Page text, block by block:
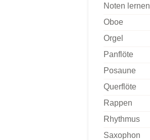
Noten lernen
Oboe
Orgel
Panflöte
Posaune
Querflöte
Rappen
Rhythmus
Saxophon